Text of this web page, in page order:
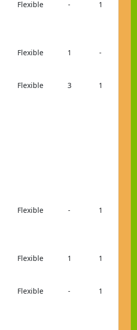
Flexible - 1
Flexible 1 -
Flexible 3 1
Flexible - 1
Flexible 1 1
Flexible - 1